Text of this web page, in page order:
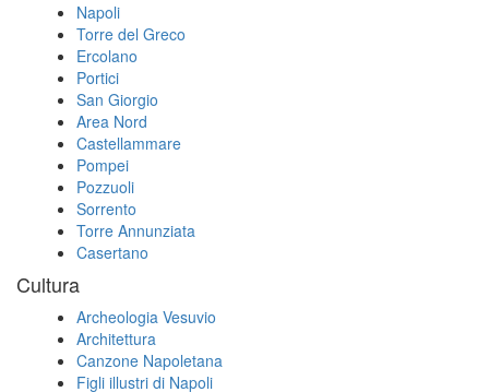
Napoli
Torre del Greco
Ercolano
Portici
San Giorgio
Area Nord
Castellammare
Pompei
Pozzuoli
Sorrento
Torre Annunziata
Casertano
Cultura
Archeologia Vesuvio
Architettura
Canzone Napoletana
Figli illustri di Napoli